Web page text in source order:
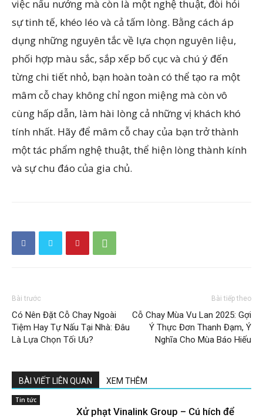
việc nấu nướng mà còn là một nghệ thuật, đòi hỏi
sự tinh tế, khéo léo và cả tấm lòng. Bằng cách áp
dụng những nguyên tắc về lựa chọn nguyên liệu,
phối hợp màu sắc, sắp xếp bố cục và chú ý đến
từng chi tiết nhỏ, bạn hoàn toàn có thể tạo ra một
mâm cỗ chay không chỉ ngon miệng mà còn vô
cùng hấp dẫn, làm hài lòng cả những vị khách khó
tính nhất. Hãy để mâm cỗ chay của bạn trở thành
một tác phẩm nghệ thuật, thể hiện lòng thành kính
và sự chu đáo của gia chủ.
Bài trước
Có Nên Đặt Cỗ Chay Ngoài
Tiệm Hay Tự Nấu Tại Nhà: Đâu
Là Lựa Chọn Tối Ưu?
Bài tiếp theo
Cỗ Chay Mùa Vu Lan 2025: Gợi
Ý Thực Đơn Thanh Đạm, Ý
Nghĩa Cho Mùa Báo Hiếu
BÀI VIẾT LIÊN QUAN XEM THÊM
Tin tức
Xử phạt Vinalink Group – Cú hích để